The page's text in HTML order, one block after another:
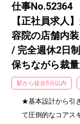
仕事No.52364
【正社員求人
容院の店舗内
/ 完全週休2日
保ちながら裁
駅から徒歩5分以内
★基本設計から引
て圧倒的なコアス